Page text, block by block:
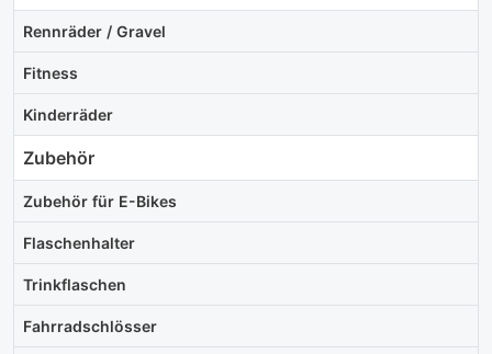
Rennräder / Gravel
Fitness
Kinderräder
Zubehör
Zubehör für E-Bikes
Flaschenhalter
Trinkflaschen
Fahrradschlösser